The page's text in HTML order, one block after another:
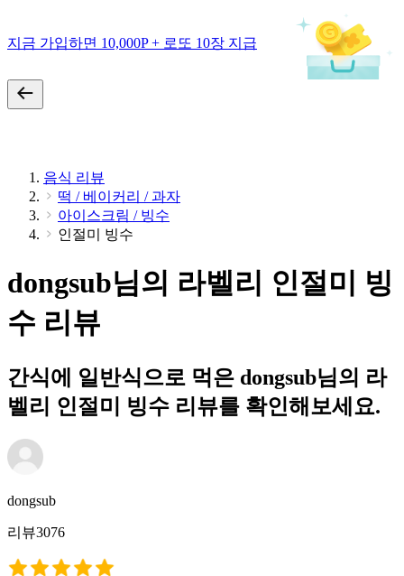
지금 가입하면 10,000P + 로또 10장 지급
음식 리뷰
떡 / 베이커리 / 과자
아이스크림 / 빙수
인절미 빙수
dongsub님의 라벨리 인절미 빙
수 리뷰
간식에 일반식으로 먹은 dongsub님의 라
벨리 인절미 빙수 리뷰를 확인해보세요.
dongsub
리뷰3076